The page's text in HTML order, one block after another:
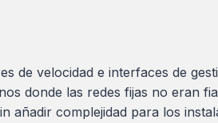
de velocidad e interfaces de
donde las redes fijas no eran
añadir complejidad para los